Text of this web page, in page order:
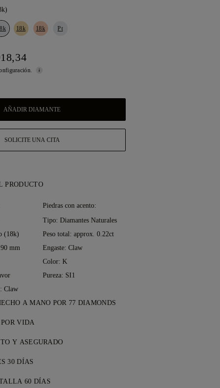
18k 18k Pt
AÑADIR DIAMANTE
SOLICITE UNA CITA
PRODUCTO
(18k)
mm
Claw
Piedras con acento:
Tipo: Diamantes Naturales
Peso total: approx. 0.22ct
Engaste: Claw
Color: K
Pureza: SI1
A MANO POR 77 DIAMONDS
arte joyero, pieza a pieza, de la mano
VIDA
en 77 Diamonds, recibes una
se realizan sin coste. Consulta
Y ASEGURADO
de envío son gratuitos, no importa
a través del servicio de entrega
30 DÍAS
satisfecho, puedes devolver
60 DÍAS